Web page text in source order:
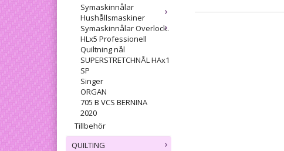
Symaskinnålar
Hushållsmaskiner
Symaskinnålar Overlock.
HLx5 Professionell
Quiltning nål
SUPERSTRETCHNÅL HAx1
SP
Singer
ORGAN
705 B VCS BERNINA
2020
Tillbehör
QUILTING